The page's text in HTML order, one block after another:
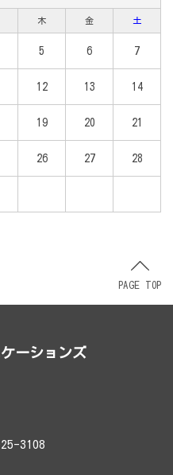
木 金 土
5 6 7
12 13 14
19 20 21
26 27 28
PAGE TOP
ーションズ
3108